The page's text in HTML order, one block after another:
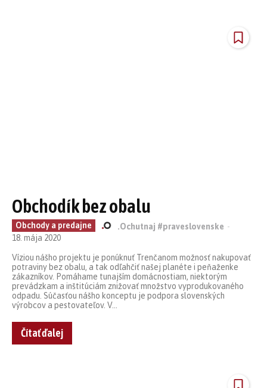
Obchodík bez obalu
Obchody a predajne .Ochutnaj #praveslovenske -
18. mája 2020
Víziou nášho projektu je ponúknuť Trenčanom možnosť nakupovať
potraviny bez obalu, a tak odľahčiť našej planéte i peňaženke
zákazníkov. Pomáhame tunajším domácnostiam, niektorým
prevádzkam a inštitúciám znižovať množstvo vyprodukovaného
odpadu. Súčasťou nášho konceptu je podpora slovenských
výrobcov a pestovateľov. V...
Čítať ďalej